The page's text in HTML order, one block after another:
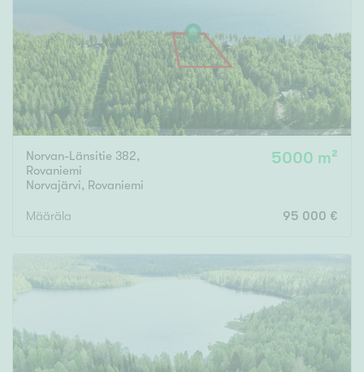
Norvan-Länsitie 382,
Rovaniemi
Norvajärvi, Rovaniemi
5000 m²
Määräla 95 000 €